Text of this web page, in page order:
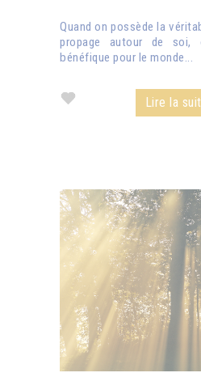
Quand on possède la
propage autour de
bénéfique pour le monde...
Lire la